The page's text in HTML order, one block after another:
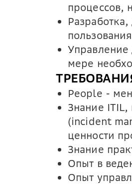
процессов,
Управление
мере
People -
Знание ITIL,
(incident
ценности
Знание
Опыт в
Опыт